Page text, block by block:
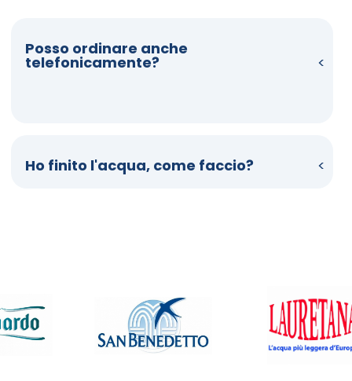
Posso ordinare anche
telefonicamente?
Ho finito l'acqua, come faccio?